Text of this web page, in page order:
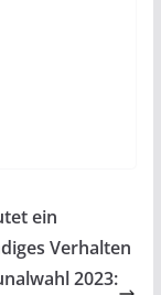
ein
Verhalten
2023: